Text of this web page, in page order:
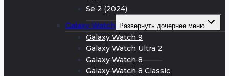
Se 2 (2024)
Galaxy Watch Развернуть дочернее меню
Galaxy Watch 9
Galaxy Watch Ultra 2
Galaxy Watch 8
Galaxy Watch 8 Classic